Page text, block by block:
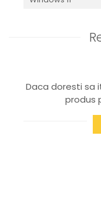
Daca doresti sa
produs